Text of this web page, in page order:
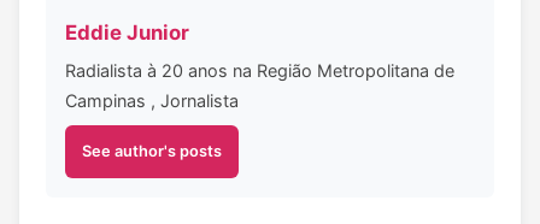
Eddie Junior
Radialista à 20 anos na Região Metropolitana de
Campinas , Jornalista
See author's posts